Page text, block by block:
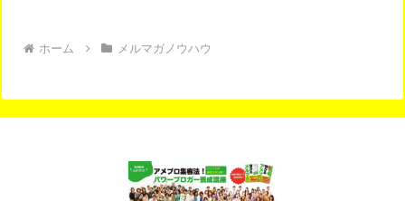
ホーム メルマガノウハウ